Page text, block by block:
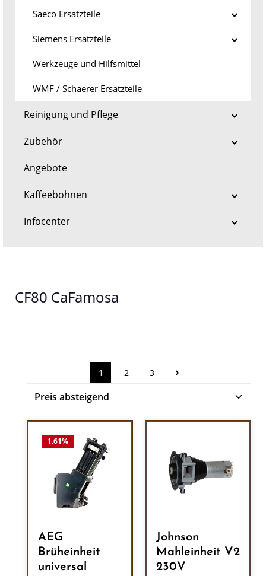
Saeco Ersatzteile
Siemens Ersatzteile
Werkzeuge und Hilfsmittel
WMF / Schaerer Ersatzteile
Reinigung und Pflege
Zubehör
Angebote
Kaffeebohnen
Infocenter
CF80 CaFamosa
Seite
1 Seite
2 Seite
3
1.61%
AEG
Brüheinheit
universal
Johnson
Mahleinheit V2
230V